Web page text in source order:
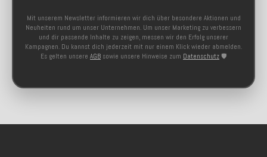
Mit unserem Newsletter informieren wir dich über besondere Aktionen und
Neuheiten rund um unser Unternehmen. Um unser Marketing zu verbessern
und dir passende Inhalte zu zeigen, messen wir den Erfolg unserer
Kampagnen. Du kannst dich jederzeit mit nur einem Klick wieder abmelden.
Es gelten unsere AGB sowie unsere Hinweise zum Datenschutz 🛡️